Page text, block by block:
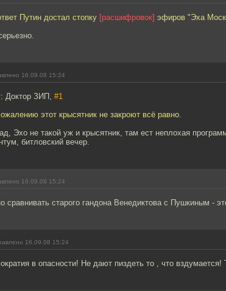
Путин достал стопку [расшифровок] эфиров "Эха
16.09.08 15:24
Доктор ЗИП, #1
этот крысятник не закроют всё равно.
Эхо не такой уж и крысятник, там ест неплохая
битловский вечер.
16.09.08 15:24
сравнивать старого гандона Венедиктова с Пушкиным -
16.09.08 15:24
в опасности! Не дают пиздеть то , что